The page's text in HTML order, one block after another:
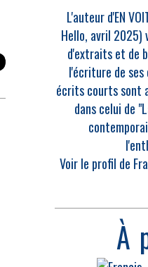
L'auteur d'EN
Hello, avril 2025)
d'extraits et de
l'écriture de ses
écrits courts sont
dans celui de
Voir le profil de
À